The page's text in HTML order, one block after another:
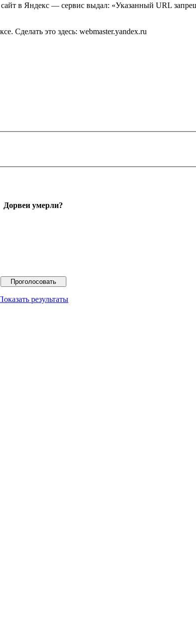
в Яндекс — сервис выдал: «Указанный URL
Сделать это здесь: webmaster.yandex.ru
Дорвеи умерли?
результаты